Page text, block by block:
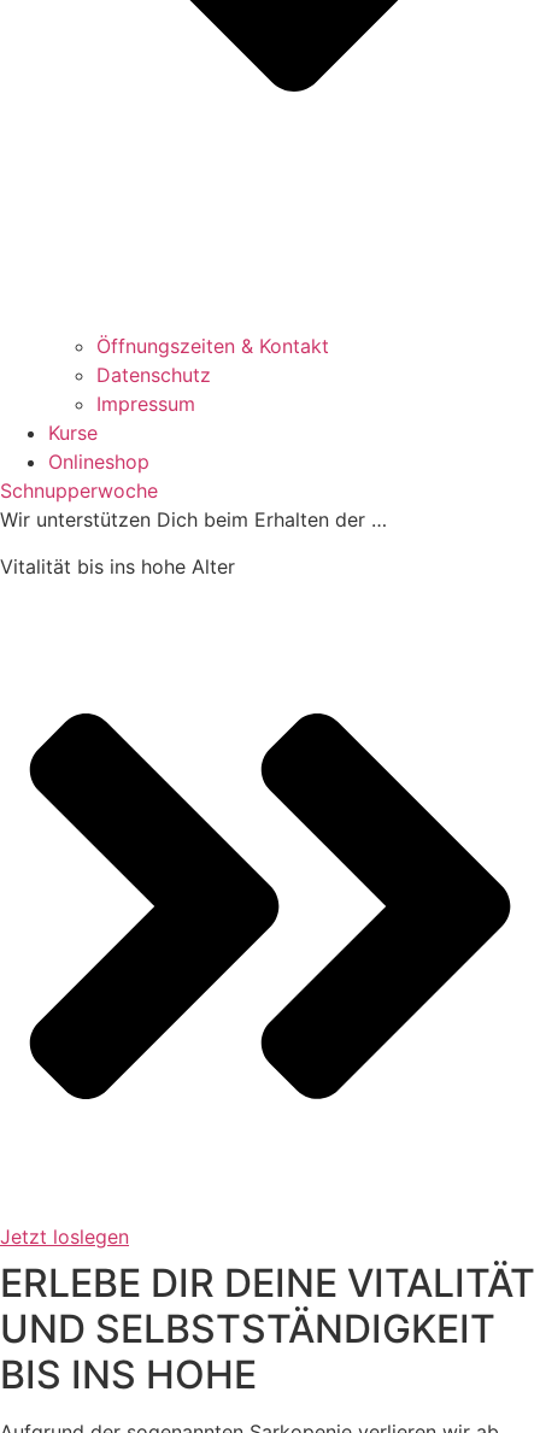
Öffnungszeiten & Kontakt
Datenschutz
Impressum
Kurse
Onlineshop
Schnupperwoche
Wir unterstützen Dich beim Erhalten der …
Vitalität bis ins hohe Alter
Jetzt loslegen
ERLEBE DIR DEINE VITALITÄT
UND SELBSTSTÄNDIGKEIT
BIS INS HOHE